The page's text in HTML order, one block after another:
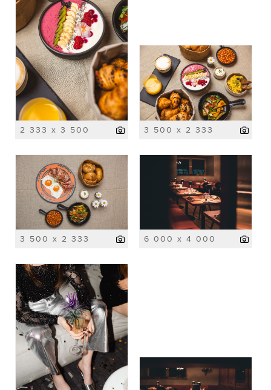
2 333 x 3 500 3 500 x 2 333
3 500 x 2 333 6 000 x 4 000